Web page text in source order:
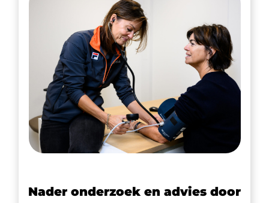
Nader onderzoek en advies door